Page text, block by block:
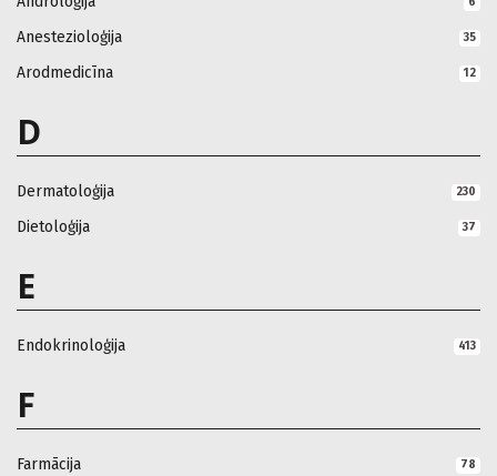
Anestezioloģija 35
Arodmedicīna 12
D
Dermatoloģija 230
Dietoloģija 37
E
Endokrinoloģija 413
F
Farmācija 78